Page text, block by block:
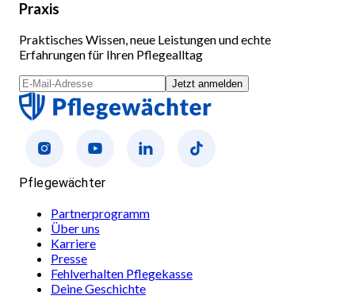
Praxis
Praktisches Wissen, neue Leistungen und echte
Erfahrungen für Ihren Pflegealltag
Jetzt anmelden
Pflegewächter
Partnerprogramm
Über uns
Karriere
Presse
Fehlverhalten Pflegekasse
Deine Geschichte